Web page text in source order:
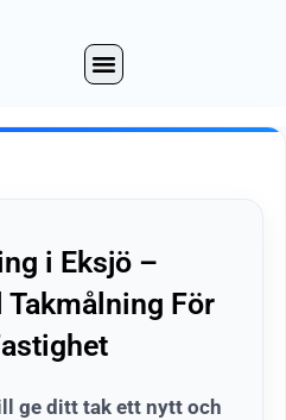
i Eksjö –
För
ge ditt tak ett nytt och